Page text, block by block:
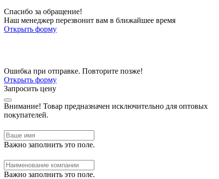
Спасибо за обращение!
Наш менеджер перезвонит вам в ближайшее время
Открыть форму
Ошибка при отправке. Повторите позже!
Открыть форму
Запросить цену
Внимание! Товар предназначен исключительно для оптовых
покупателей.
Важно заполнить это поле.
Важно заполнить это поле.